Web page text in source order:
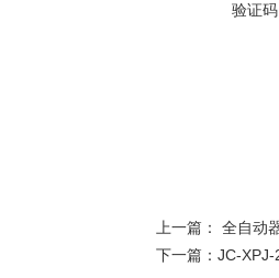
验证
上一篇： 全自动
下一篇： JC-XPJ-